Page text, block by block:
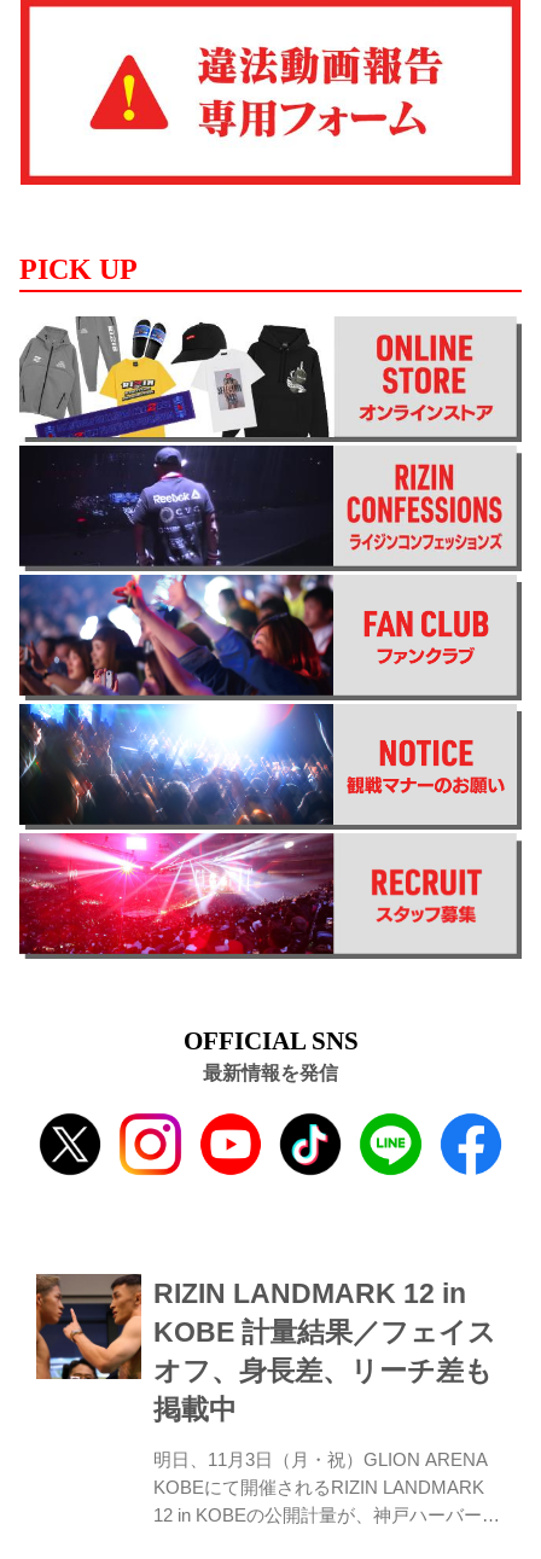
PICK UP
OFFICIAL SNS
最新情報を発信
RIZIN LANDMARK 12 in
KOBE 計量結果／フェイス
オフ、身長差、リーチ差も
掲載中
明日、11月3日（月・祝）GLION ARENA
KOBEにて開催されるRIZIN LANDMARK
12 in KOBEの公開計量が、神戸ハーバーラ